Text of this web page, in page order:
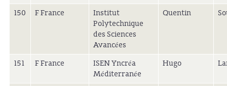
150 F France
Institut
Polytechnique
des Sciences
Avancées
Quentin
151 F France
ISEN Yncréa
Méditerranée
Hugo